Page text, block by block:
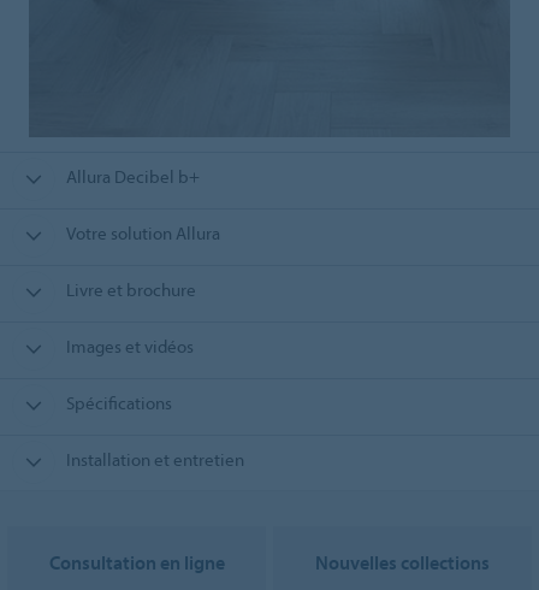
Allura Decibel b+
Votre solution Allura
Livre et brochure
Images et vidéos
Spécifications
Installation et entretien
Consultation en ligne Nouvelles collections